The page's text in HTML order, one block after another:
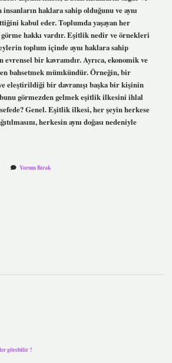
haklara sahip olduğunu ve aynı
kabul eder. Toplumda yaşayan her
görme hakkı vardır. Eşitlik nedir ve örnekleri
toplum içinde aynı haklara sahip
evrensel bir kavramdır. Ayrıca, ekonomik ve
bahsetmek mümkündür. Örneğin, bir
eleştirildiği bir davranışı başka bir kişinin
görmezden gelmek eşitlik ilkesini ihlal
Genel. Eşitlik ilkesi, her şeyin herkese
herkesin aynı doğası nedeniyle
Yorum Bırak
görebilir ?